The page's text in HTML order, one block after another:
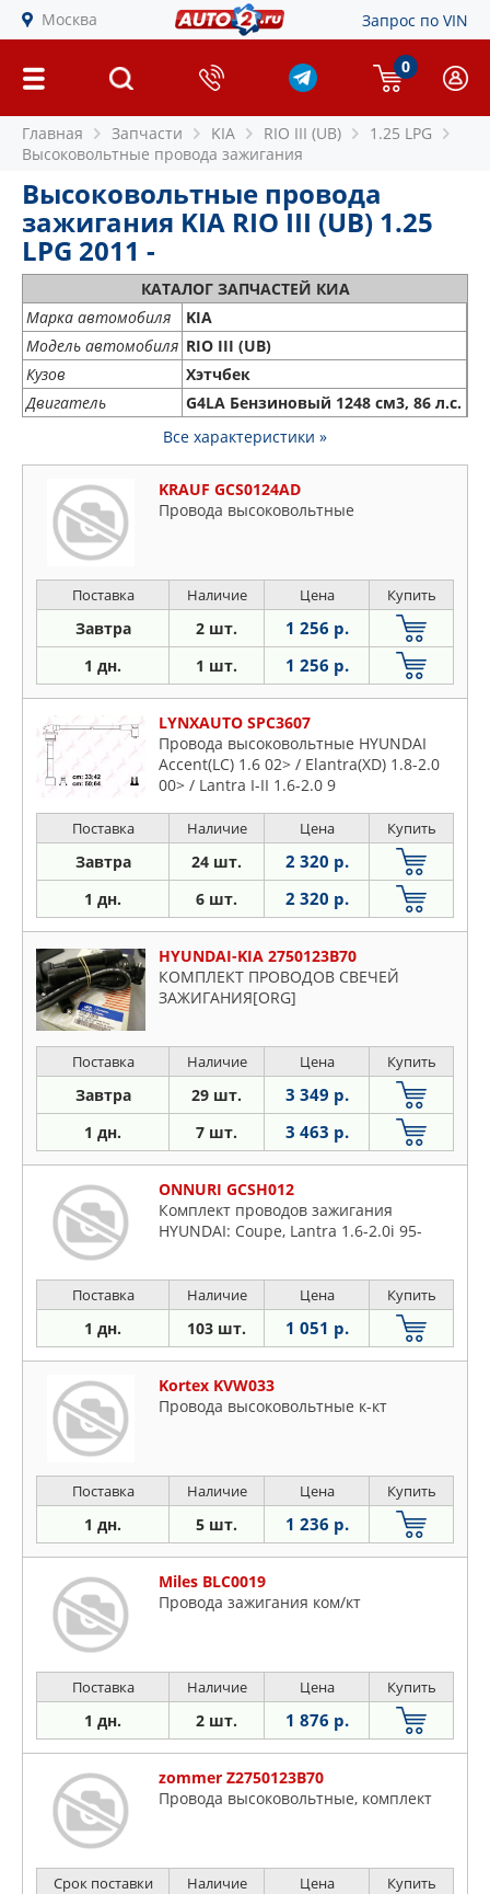
Москва Запрос по VIN
0
Главная Запчасти KIA RIO III (UB)
1.25 LPG
Высоковольтные провода зажигания
Высоковольтные провода
зажигания KIA RIO III (UB) 1.25
LPG 2011 -
КАТАЛОГ ЗАПЧАСТЕЙ КИА
Марка автомобиля
KIA
Модель автомобиля RIO III (UB)
Кузов
Хэтчбек
Двигатель
G4LA Бензиновый 1248 см3, 86 л.с.
Все характеристики »
KRAUF GCS0124AD
Провода высоковольтные
Поставка Наличие Цена Купить
Завтра 2 шт. 1 256 р.
1 дн. 1 шт. 1 256 р.
LYNXAUTO SPC3607
Провода высоковольтные HYUNDAI
Accent(LC) 1.6 02> / Elantra(XD) 1.8-2.0
00> / Lantra I-II 1.6-2.0 9
Поставка Наличие Цена Купить
Завтра 24 шт. 2 320 р.
1 дн. 6 шт. 2 320 р.
HYUNDAI-KIA 2750123B70
КОМПЛЕКТ ПРОВОДОВ СВЕЧЕЙ
ЗАЖИГАНИЯ[ORG]
Поставка Наличие Цена Купить
Завтра 29 шт. 3 349 р.
1 дн. 7 шт. 3 463 р.
ONNURI GCSH012
Комплект проводов зажигания
HYUNDAI: Coupe, Lantra 1.6-2.0i 95-
Поставка Наличие Цена Купить
1 дн. 103 шт. 1 051 р.
Kortex KVW033
Провода высоковольтные к-кт
Поставка Наличие Цена Купить
1 дн. 5 шт. 1 236 р.
Miles BLC0019
Провода зажигания ком/кт
Поставка Наличие Цена Купить
1 дн. 2 шт. 1 876 р.
zommer Z2750123B70
Провода высоковольтные, комплект
Срок поставки Наличие Цена Купить